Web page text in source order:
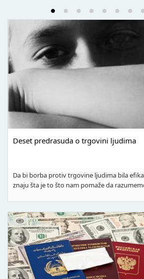
Deset predrasuda o trgovini ljudima
Da bi borba protiv trgovine ljudima bila
znaju šta je to što nam pomaže da